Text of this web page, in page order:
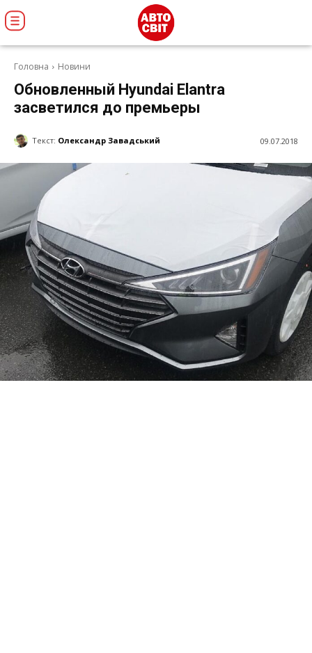
Головна Новини
Обновленный Hyundai Elantra
засветился до премьеры
Текст: Олександр Завадський 09.07.2018